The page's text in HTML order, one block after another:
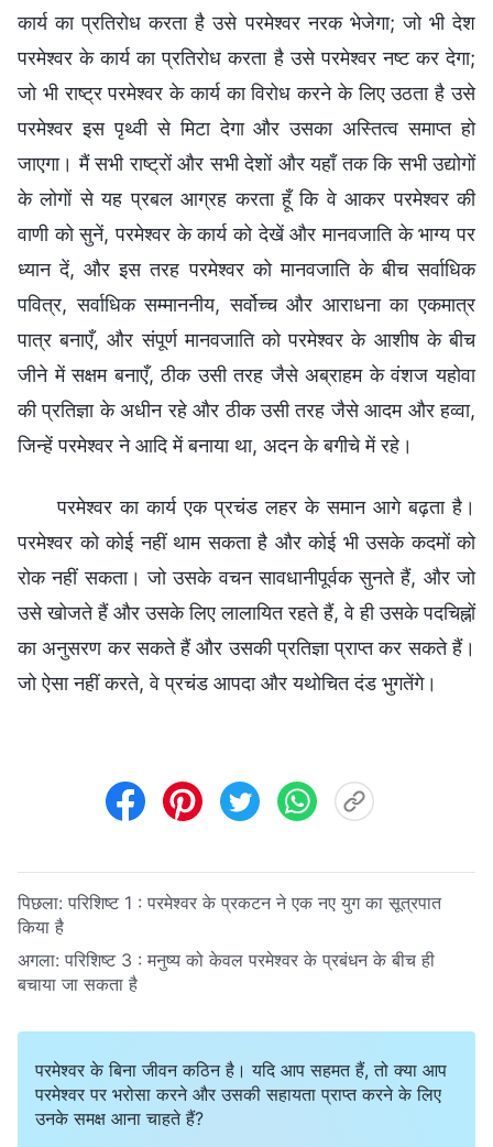
कार्य का प्रतिरोध करता है उसे परमेश्वर नरक भेजेगा; जो भी देश
परमेश्वर के कार्य का प्रतिरोध करता है उसे परमेश्वर नष्ट कर देगा;
जो भी राष्ट्र परमेश्वर के कार्य का विरोध करने के लिए उठता है उसे
परमेश्वर इस पृथ्वी से मिटा देगा और उसका अस्तित्व समाप्त हो
जाएगा। मैं सभी राष्ट्रों और सभी देशों और यहाँ तक कि सभी उद्योगों
के लोगों से यह प्रबल आग्रह करता हूँ कि वे आकर परमेश्वर की
वाणी को सुनें, परमेश्वर के कार्य को देखें और मानवजाति के भाग्य पर
ध्यान दें, और इस तरह परमेश्वर को मानवजाति के बीच सर्वाधिक
पवित्र, सर्वाधिक सम्माननीय, सर्वोच्च और आराधना का एकमात्र
पात्र बनाएँ, और संपूर्ण मानवजाति को परमेश्वर के आशीष के बीच
जीने में सक्षम बनाएँ, ठीक उसी तरह जैसे अब्राहम के वंशज यहोवा
की प्रतिज्ञा के अधीन रहे और ठीक उसी तरह जैसे आदम और हव्वा,
जिन्हें परमेश्वर ने आदि में बनाया था, अदन के बगीचे में रहे।
परमेश्वर का कार्य एक प्रचंड लहर के समान आगे बढ़ता है।
परमेश्वर को कोई नहीं थाम सकता है और कोई भी उसके कदमों को
रोक नहीं सकता। जो उसके वचन सावधानीपूर्वक सुनते हैं, और जो
उसे खोजते हैं और उसके लिए लालायित रहते हैं, वे ही उसके पदचिह्नों
का अनुसरण कर सकते हैं और उसकी प्रतिज्ञा प्राप्त कर सकते हैं।
जो ऐसा नहीं करते, वे प्रचंड आपदा और यथोचित दंड भुगतेंगे।
पिछला: परिशिष्ट 1 : परमेश्वर के प्रकटन ने एक नए युग का सूत्रपात
किया है
अगला: परिशिष्ट 3 : मनुष्य को केवल परमेश्वर के प्रबंधन के बीच ही
बचाया जा सकता है
परमेश्वर के बिना जीवन कठिन है। यदि आप सहमत हैं, तो क्या आप
परमेश्वर पर भरोसा करने और उसकी सहायता प्राप्त करने के लिए
उनके समक्ष आना चाहते हैं?